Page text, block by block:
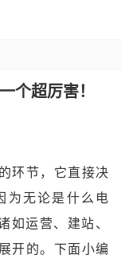
个超厉害！
环节，它直接决
为无论是什么电
如运营、建站、
开的。下面小编